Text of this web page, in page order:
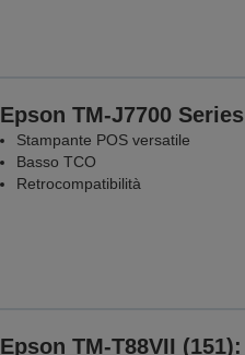
Epson TM-J7700 Series
Stampante POS versatile
Basso TCO
Retrocompatibilità
Epson TM-T88VII (151):